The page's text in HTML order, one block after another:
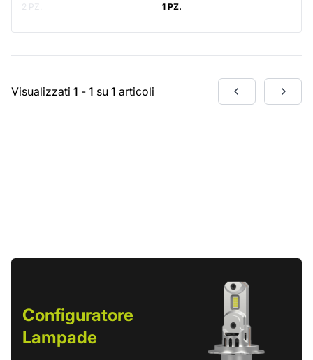
2 PZ.
1 PZ.
Visualizzati 1 - 1 su 1 articoli
Configuratore
Lampade